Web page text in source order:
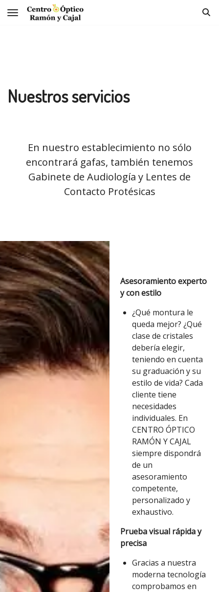
Toggle navigation
Nuestros servicios
En nuestro establecimiento no sólo
encontrará gafas, también tenemos
Gabinete de Audiología y Lentes de
Contacto Protésicas
Asesoramiento experto
y con estilo
¿Qué montura le
queda mejor? ¿Qué
clase de cristales
debería elegir,
teniendo en cuenta
su graduación y su
estilo de vida? Cada
cliente tiene
necesidades
individuales. En
CENTRO ÓPTICO
RAMÓN Y CAJAL
siempre dispondrá
de un
asesoramiento
competente,
personalizado y
exhaustivo.
Prueba visual rápida y
precisa
Gracias a nuestra
moderna tecnología
comprobamos en